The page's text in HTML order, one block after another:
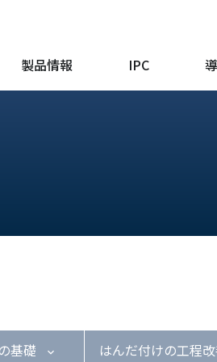
製品情報 IPC
基礎 はんだ付けの工程